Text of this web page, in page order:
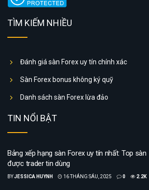
TÌM KIẾM NHIỀU
Đánh giá sàn Forex uy tín chính xác
Sàn Forex bonus không ký quỹ
Danh sách sàn Forex lừa đảo
TIN NỔI BẬT
Bảng xếp hạng sàn Forex uy tín nhất: Top sàn
được trader tin dùng
BYJESSICA HUYNH 16 THÁNG SÁU, 2025 0 2.2K